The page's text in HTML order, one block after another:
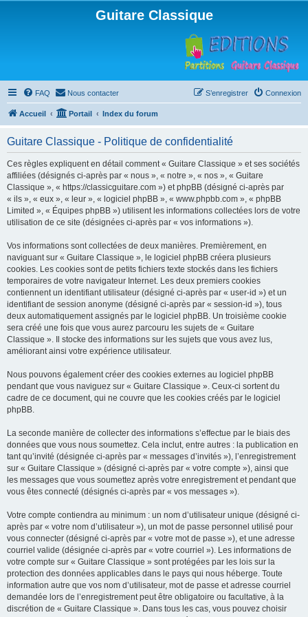
Guitare Classique
FAQ Nous contacter Connexion
S’enregistrer
Accueil Portail Index du forum
Guitare Classique - Politique de confidentialité
Ces règles expliquent en détail comment « Guitare Classique » et ses sociétés
affiliées (désignés ci-après par « nous », « notre », « nos », « Guitare
Classique », « https://classicguitare.com ») et phpBB (désigné ci-après par
« ils », « eux », « leur », « logiciel phpBB », « www.phpbb.com », « phpBB
Limited », « Équipes phpBB ») utilisent les informations collectées lors de votre
utilisation de ce site (désignées ci-après par « vos informations »).
Vos informations sont collectées de deux manières. Premièrement, en
naviguant sur « Guitare Classique », le logiciel phpBB créera plusieurs
cookies. Les cookies sont de petits fichiers texte stockés dans les fichiers
temporaires de votre navigateur Internet. Les deux premiers cookies
contiennent un identifiant utilisateur (désigné ci-après par « user-id ») et un
identifiant de session anonyme (désigné ci-après par « session-id »), tous
deux automatiquement assignés par le logiciel phpBB. Un troisième cookie
sera créé une fois que vous aurez parcouru les sujets de « Guitare
Classique ». Il stocke des informations sur les sujets que vous avez lus,
améliorant ainsi votre expérience utilisateur.
Nous pouvons également créer des cookies externes au logiciel phpBB
pendant que vous naviguez sur « Guitare Classique ». Ceux-ci sortent du
cadre de ce document, qui ne couvre que les cookies créés par le logiciel
phpBB.
La seconde manière de collecter des informations s’effectue par le biais des
données que vous nous soumettez. Cela inclut, entre autres : la publication en
tant qu’invité (désignée ci-après par « messages d’invités »), l’enregistrement
sur « Guitare Classique » (désigné ci-après par « votre compte »), ainsi que
les messages que vous soumettez après votre enregistrement et pendant que
vous êtes connecté (désignés ci-après par « vos messages »).
Votre compte contiendra au minimum : un nom d’utilisateur unique (désigné ci-
après par « votre nom d’utilisateur »), un mot de passe personnel utilisé pour
vous connecter (désigné ci-après par « votre mot de passe »), et une adresse
courriel valide (désignée ci-après par « votre courriel »). Les informations de
votre compte sur « Guitare Classique » sont protégées par les lois sur la
protection des données applicables dans le pays qui nous héberge. Toute
information autre que vos nom d’utilisateur, mot de passe et adresse courriel
demandée lors de l’enregistrement peut être obligatoire ou facultative, à la
discrétion de « Guitare Classique ». Dans tous les cas, vous pouvez choisir